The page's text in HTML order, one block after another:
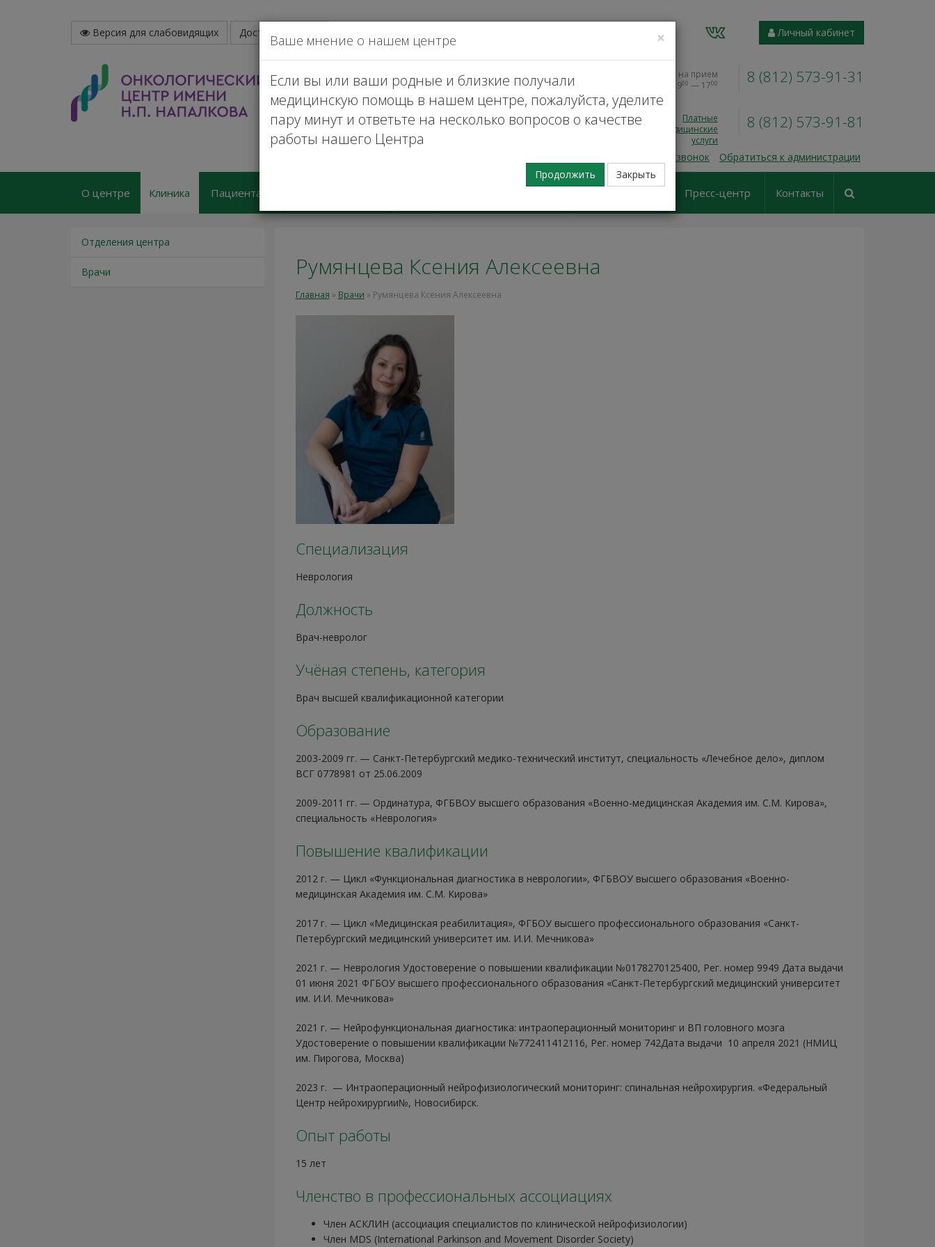
Версия для слабовидящих Доступная среда Личный кабинет
Запись на прием
Пн — Пт, 900 — 1700 8 (812) 573-91-31
Платные
медицинские
услуги
8 (812) 573-91-81
Заказать обратный звонок Обратиться к администрации
О центре Клиника Пациентам
Телемедицинские
Клинические
Пресс-центр Контакты
Отделения центра
Врачи Румянцева Ксения Алексеевна
Главная » Врачи » Румянцева Ксения Алексеевна
Специализация
Неврология
Должность
Врач-невролог
Учёная степень, категория
Врач высшей квалификационной категории
Образование
2003-2009 гг. — Санкт-Петербургский медико-технический институт, специальность «Лечебное дело», диплом
ВСГ 0778981 от 25.06.2009
2009-2011 гг. — Ординатура, ФГБВОУ высшего образования «Военно-медицинская Академия им. С.М. Кирова»,
специальность «Неврология»
Повышение квалификации
2012 г. — Цикл «Функциональная диагностика в неврологии», ФГБВОУ высшего образования «Военно-
медицинская Академия им. С.М. Кирова»
2017 г. — Цикл «Медицинская реабилитация», ФГБОУ высшего профессионального образования «Санкт-
Петербургский медицинский университет им. И.И. Мечникова»
2021 г. — Неврология Удостоверение о повышении квалификации №0178270125400, Рег. номер 9949 Дата выдачи
01 июня 2021 ФГБОУ высшего профессионального образования «Санкт-Петербургский медицинский университет
им. И.И. Мечникова»
2021 г. — Нейрофункциональная диагностика: интраоперационный мониторинг и ВП головного мозга
Удостоверение о повышении квалификации №772411412116, Рег. номер 742Дата выдачи 10 апреля 2021 (НМИЦ
им. Пирогова, Москва)
2023 г. — Интраоперационный нейрофизиологический мониторинг: спинальная нейрохирургия. «Федеральный
Центр нейрохирургии№, Новосибирск.
Опыт работы
15 лет
Членство в профессиональных ассоциациях
Член АСКЛИН (ассоциация специалистов по клинической нейрофизиологии)
Член MDS (International Parkinson and Movement Disorder Society)
×
Ваше мнение о нашем центре
Если вы или ваши родные и близкие получали
медицинскую помощь в нашем центре, пожалуйста, уделите
пару минут и ответьте на несколько вопросов о качестве
работы нашего Центра
Продолжить Закрыть